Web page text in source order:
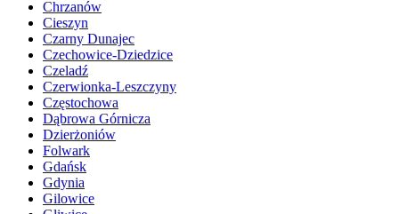
Chrzanów
Cieszyn
Czarny Dunajec
Czechowice-Dziedzice
Czeladź
Czerwionka-Leszczyny
Częstochowa
Dąbrowa Górnicza
Dzierżoniów
Folwark
Gdańsk
Gdynia
Gilowice